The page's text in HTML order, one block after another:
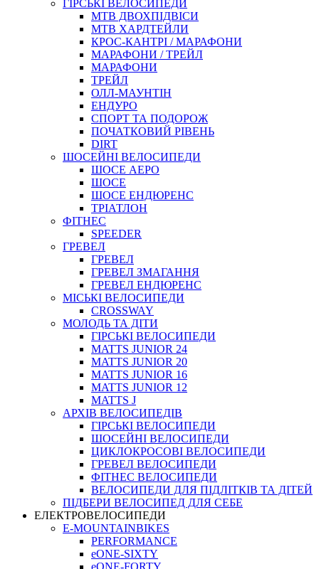
ГІРСЬКІ ВЕЛОСИПЕДИ
MTB ДВОХПIДВIСИ
MTB ХАРДТЕЙЛИ
КРОС-КАНТРI / МАРАФОНИ
МАРАФОНИ / ТРЕЙЛ
МАРАФОНИ
ТРЕЙЛ
ОЛЛ-МАУНТIН
ЕНДУРО
СПОРТ ТА ПОДОРОЖ
ПОЧАТКОВИЙ РIВЕНЬ
DIRT
ШОСЕЙНІ ВЕЛОСИПЕДИ
ШОСЕ АЕРО
ШОСЕ
ШОСЕ ЕНДЮРЕНС
ТРІАТЛОН
ФІТНЕС
SPEEDER
ГРЕВЕЛ
ГРЕВЕЛ
ГРЕВЕЛ ЗМАГАННЯ
ГРЕВЕЛ ЕНДЮРЕНС
МІСЬКІ ВЕЛОСИПЕДИ
CROSSWAY
МОЛОДЬ ТА ДІТИ
ГIРСЬКI ВЕЛОСИПЕДИ
MATTS JUNIOR 24
MATTS JUNIOR 20
MATTS JUNIOR 16
MATTS JUNIOR 12
MATTS J
АРХIВ ВЕЛОСИПЕДIВ
ГІРСЬКІ ВЕЛОСИПЕДИ
ШОСЕЙНІ ВЕЛОСИПЕДИ
ЦИКЛОКРОСОВІ ВЕЛОСИПЕДИ
ГРЕВЕЛ ВЕЛОСИПЕДИ
ФІТНЕС ВЕЛОСИПЕДИ
ВЕЛОСИПЕДИ ДЛЯ ПІДЛІТКІВ ТА ДІТЕЙ
ПIДБЕРИ ВЕЛОСИПЕД ДЛЯ СЕБЕ
ЕЛЕКТРОВЕЛОСИПЕДИ
E-MOUNTAINBIKES
PERFORMANCE
eONE-SIXTY
eONE-FORTY